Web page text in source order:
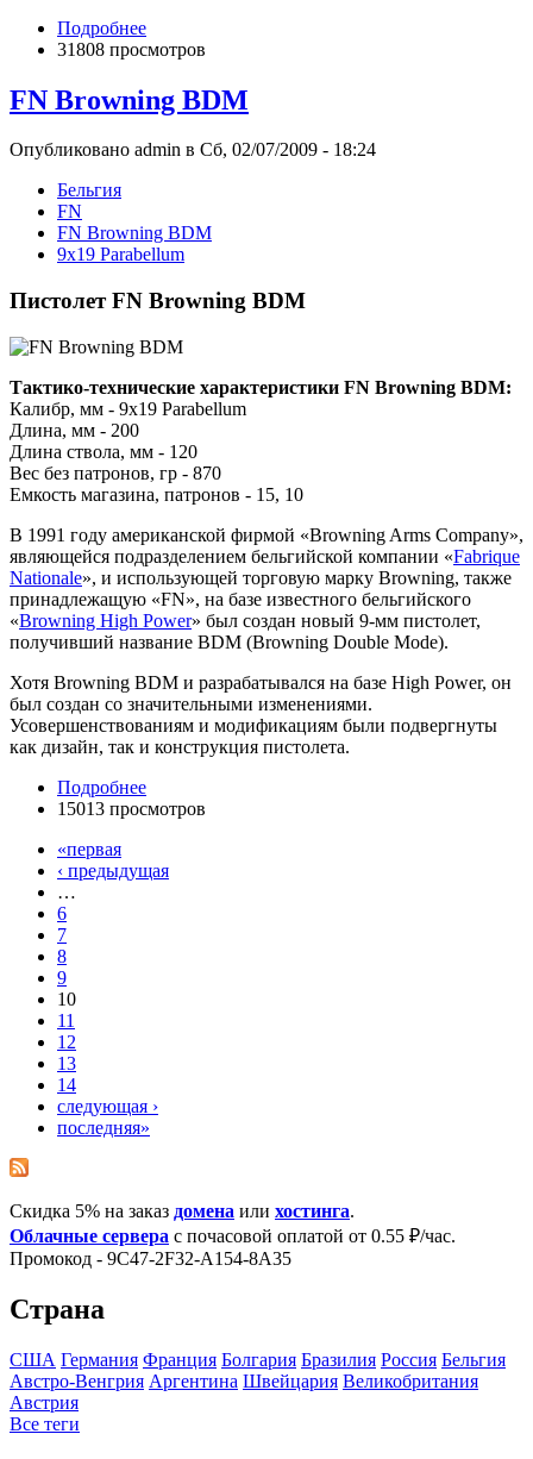
Подробнее
31808 просмотров
FN Browning BDM
Опубликовано admin в Сб, 02/07/2009 - 18:24
Бельгия
FN
FN Browning BDM
9x19 Parabellum
Пистолет FN Browning BDM
Тактико-технические характеристики FN Browning BDM:
Калибр, мм - 9x19 Parabellum
Длина, мм - 200
Длина ствола, мм - 120
Вес без патронов, гр - 870
Емкость магазина, патронов - 15, 10
В 1991 году американской фирмой «Browning Arms Company»,
являющейся подразделением бельгийской компании «Fabrique
Nationale», и использующей торговую марку Browning, также
принадлежащую «FN», на базе известного бельгийского
«Browning High Power» был создан новый 9-мм пистолет,
получивший название BDM (Browning Double Mode).
Хотя Browning BDM и разрабатывался на базе High Power, он
был создан со значительными изменениями.
Усовершенствованиям и модификациям были подвергнуты
как дизайн, так и конструкция пистолета.
Подробнее
15013 просмотров
«первая
‹ предыдущая
…
6
7
8
9
10
11
12
13
14
следующая ›
последняя»
Скидка 5% на заказ домена или хостинга.
Облачные сервера с почасовой оплатой от 0.55 ₽/час.
Промокод - 9C47-2F32-A154-8A35
Страна
США Германия Франция Болгария Бразилия Росcия Бельгия
Австро-Венгрия Аргентина Швейцария Великобритания
Австрия
Все теги